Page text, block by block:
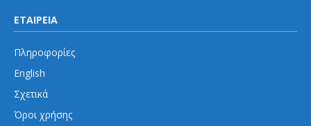
ΕΤΑΙΡΕΙΑ
Πληροφορίες
English
Σχετικά
Όροι χρήσης